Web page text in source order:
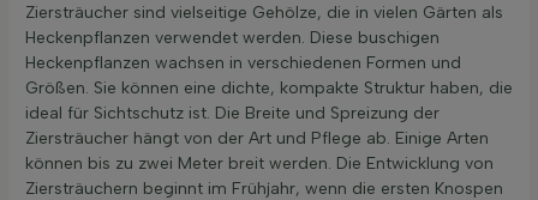
Ziersträucher sind vielseitige Gehölze, die in vielen Gärten als
Heckenpflanzen verwendet werden. Diese buschigen
Heckenpflanzen wachsen in verschiedenen Formen und
Größen. Sie können eine dichte, kompakte Struktur haben, die
ideal für Sichtschutz ist. Die Breite und Spreizung der
Ziersträucher hängt von der Art und Pflege ab. Einige Arten
können bis zu zwei Meter breit werden. Die Entwicklung von
Ziersträuchern beginnt im Frühjahr, wenn die ersten Knospen